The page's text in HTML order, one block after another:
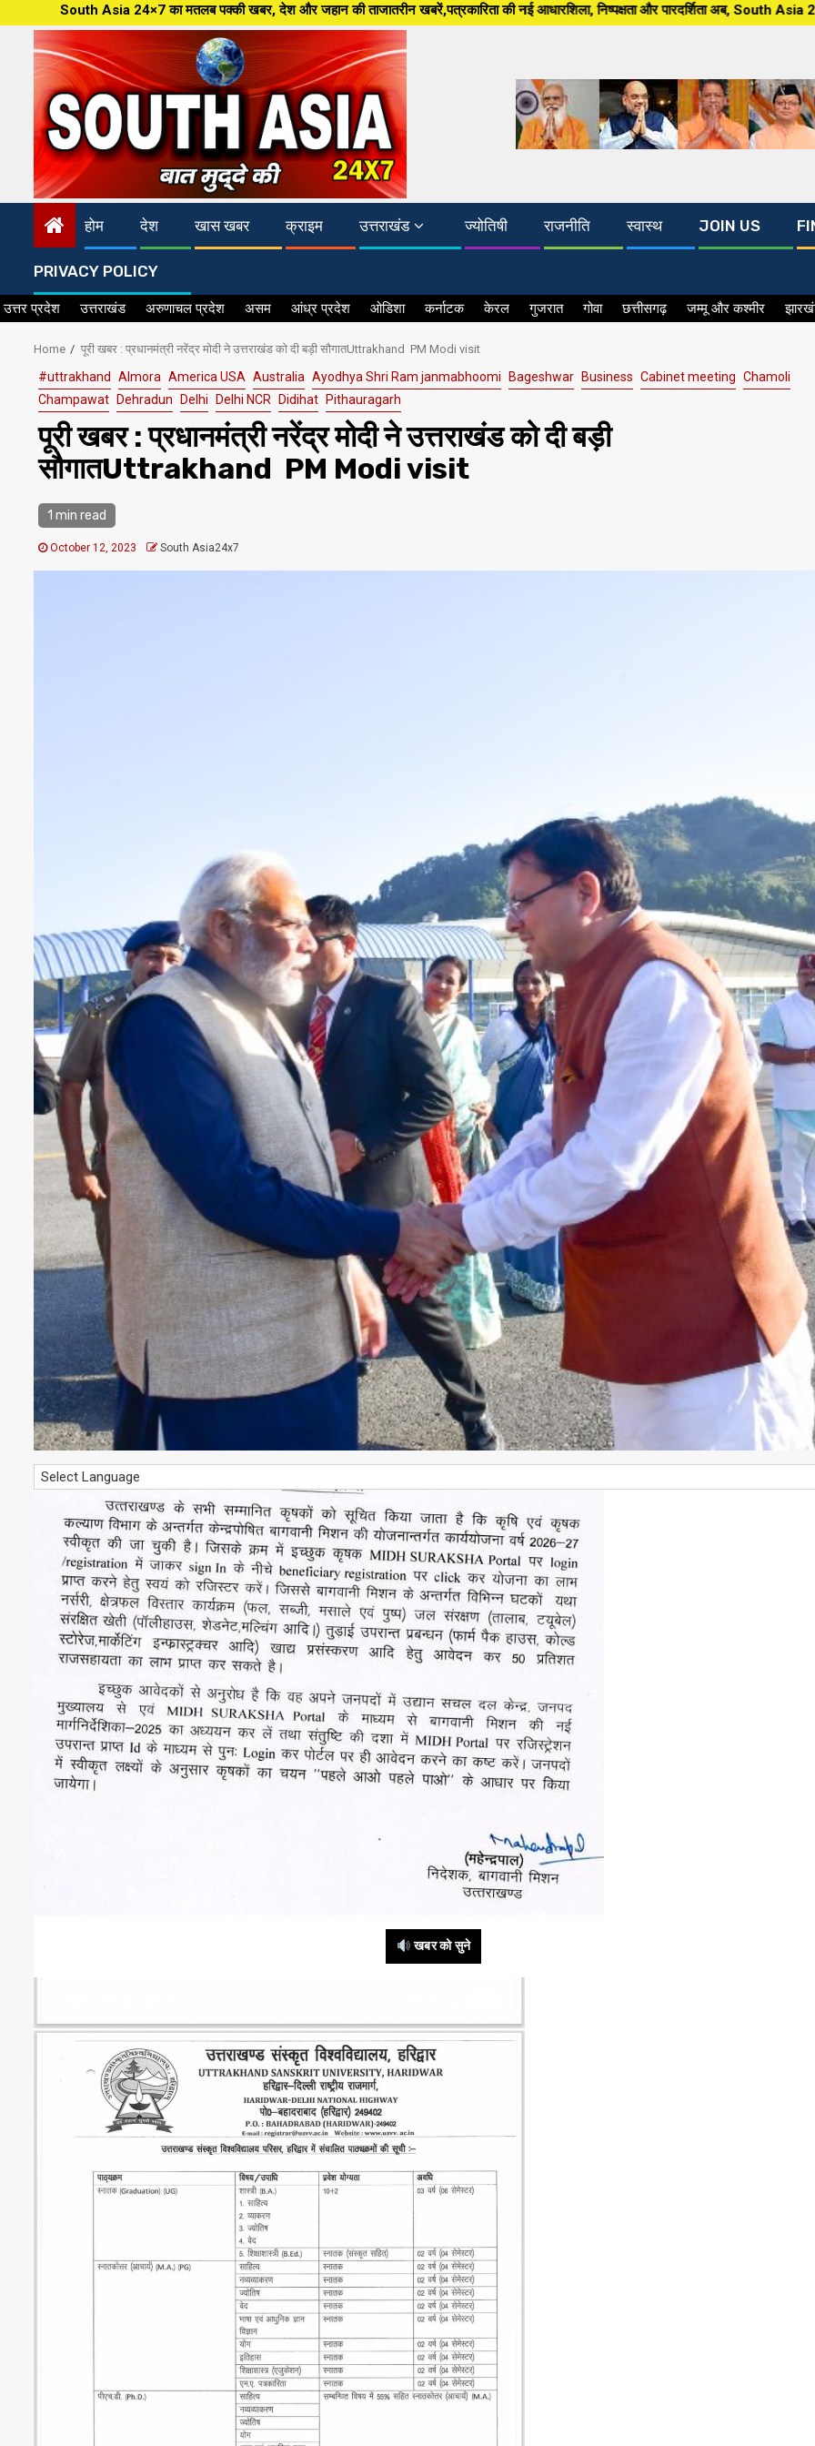
to
content
24×7 का मतलब पक्की खबर, देश और जहान की ताजातरीन खबरें,पत्रकारिता की नई आधारशिला, निष्पक्षता और पारदर्शिता अब, South Asia 24×7 पर खबर
होम देश खास खबर क्राइम उत्तराखंड ज्योतिषी राजनीति स्वास्थ JOIN US
PRIVACY POLICY
उत्तर प्रदेश उत्तराखंड अरुणाचल प्रदेश असम आंध्र प्रदेश ओडिशा कर्नाटक केरल गुजरात गोवा छत्तीसगढ़ जम्मू और कश्मीर
Home पूरी खबर : प्रधानमंत्री नरेंद्र मोदी ने उत्तराखंड को दी बड़ी सौगातUttrakhand PM Modi visit
#uttrakhand Almora America USA Australia Ayodhya Shri Ram janmabhoomi Bageshwar Business Cabinet meeting Chamoli
Champawat
Dehradun Delhi Delhi NCR Didihat Pithauragarh
पूरी खबर : प्रधानमंत्री नरेंद्र मोदी ने उत्तराखंड को दी बड़ी
सौगातUttrakhand PM Modi visit
1 min read
October 12, 2023 South Asia24x7
खबर को सुने